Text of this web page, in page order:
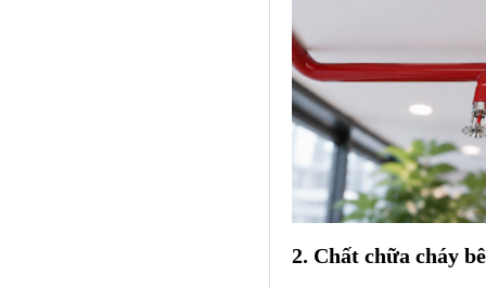
2. Chất chữa cháy